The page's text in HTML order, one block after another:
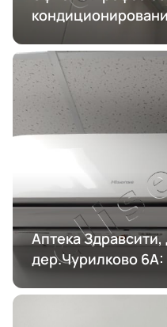
Аптека
дер.Чурилково